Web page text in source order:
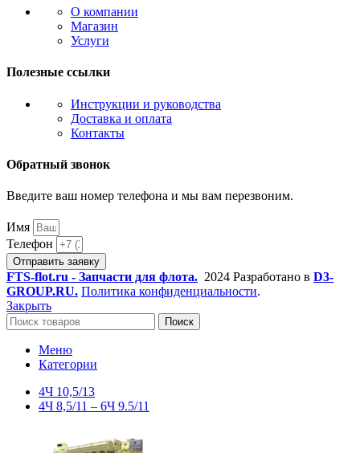
О компании
Магазин
Услуги
Полезные ссылки
Инструкции и руководства
Доставка и оплата
Контакты
Обратный звонок
Введите ваш номер телефона и мы вам перезвоним.
Имя
Телефон
Отправить заявку
FTS-flot.ru - Запчасти для флота. 2024 Разработано в D3-
GROUP.RU. Политика конфиденциальности.
Закрыть
Поиск
Меню
Категории
4Ч 10,5/13
4Ч 8,5/11 – 6Ч 9.5/11